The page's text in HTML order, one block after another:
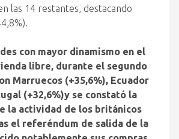
las 14 restantes, destacando
con mayor dinamismo en el
libre, durante el segundo
Marruecos (+35,6%), Ecuador
(+32,6%)y se constató la
la actividad de los británicos
el referéndum de salida de la